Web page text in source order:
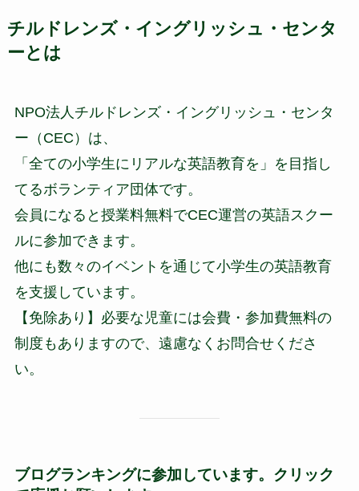
チルドレンズ・イングリッシュ・センタ
ーとは
NPO法人チルドレンズ・イングリッシュ・センタ
ー（CEC）は、
「全ての小学生にリアルな英語教育を」を目指し
てるボランティア団体です。
会員になると授業料無料でCEC運営の英語スクー
ルに参加できます。
他にも数々のイベントを通じて小学生の英語教育
を支援しています。
【免除あり】必要な児童には会費・参加費無料の
制度もありますので、遠慮なくお問合せくださ
い。
ブログランキングに参加しています。クリック